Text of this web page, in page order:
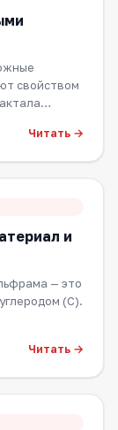
свойством
Читать →
и
— это
(C).
Читать →